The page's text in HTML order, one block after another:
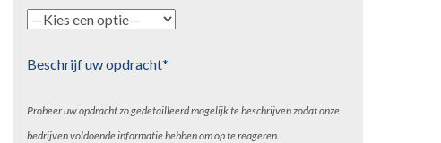
Beschrijf uw opdracht*
Probeer uw opdracht zo gedetailleerd mogelijk te beschrijven zodat onze
bedrijven voldoende informatie hebben om op te reageren.